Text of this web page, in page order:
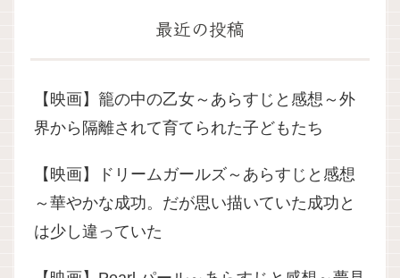
最近の投稿
【映画】籠の中の乙女～あらすじと感想～外
界から隔離されて育てられた子どもたち
【映画】ドリームガールズ～あらすじと感想
～華やかな成功。だが思い描いていた成功と
は少し違っていた